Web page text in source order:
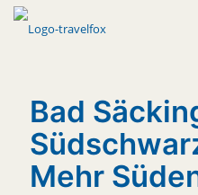
Bad
Mehr